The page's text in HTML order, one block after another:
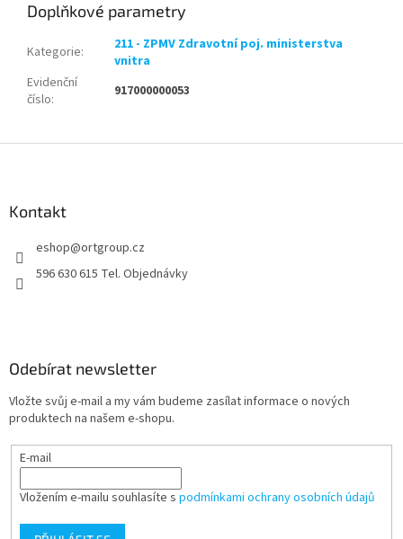
Doplňkové parametry
Kategorie:
211 - ZPMV Zdravotní poj. ministerstva
vnitra
Evidenční
číslo: 917000000053
Kontakt
eshop@ortgroup.cz
596 630 615 Tel. Objednávky
Odebírat newsletter
Vložte svůj e-mail a my vám budeme zasílat informace o nových
produktech na našem e-shopu.
E-mail
Vložením e-mailu souhlasíte s podmínkami ochrany osobních údajů